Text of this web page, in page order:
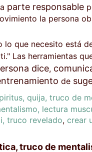
parte responsable
la persona
lo que necesito está
Las herramientas
dice,
de
quija, truco de
lectura
truco revelado, crear
truco de